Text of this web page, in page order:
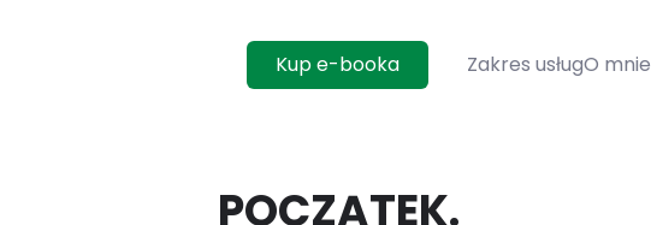
Kup e-booka Zakres usługO mnie
POCZĄTEK.